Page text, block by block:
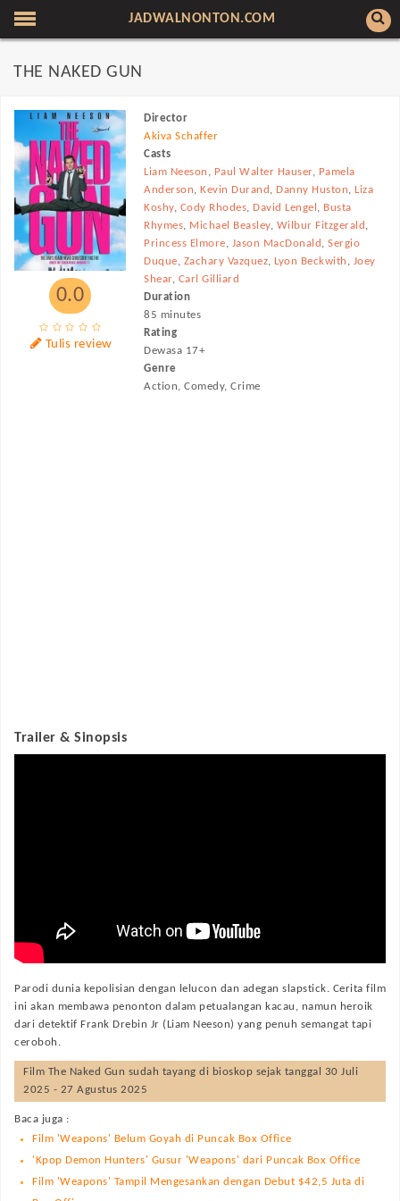
JADWALNONTON.COM
THE NAKED GUN
0.0
Tulis review
Director
Akiva Schaffer
Casts
Liam Neeson , Paul Walter Hauser, Pamela
Anderson,Kevin Durand , Danny Huston, Liza
Koshy, Cody Rhodes, David Lengel , Busta
Rhymes, Michael Beasley, Wilbur Fitzgerald ,
Princess Elmore, Jason MacDonald ,Sergio
Duque, Zachary Vazquez, Lyon Beckwith , Joey
Shear, Carl Gilliard
Duration
85 minutes
Rating
Dewasa 17+
Genre
Action, Comedy, Crime
Trailer & Sinopsis
Parodi dunia kepolisian dengan lelucon dan adegan slapstick. Cerita film
ini akan membawa penonton dalam petualangan kacau, namun heroik
dari detektif Frank Drebin Jr (Liam Neeson) yang penuh semangat tapi
ceroboh.
Film The Naked Gun sudah tayang di bioskop sejak tanggal 30 Juli
2025 - 27 Agustus 2025
Baca juga :
Film 'Weapons' Belum Goyah di Puncak Box Office
'Kpop Demon Hunters' Gusur 'Weapons' dari Puncak Box Office
Film 'Weapons' Tampil Mengesankan dengan Debut $42,5 Juta di